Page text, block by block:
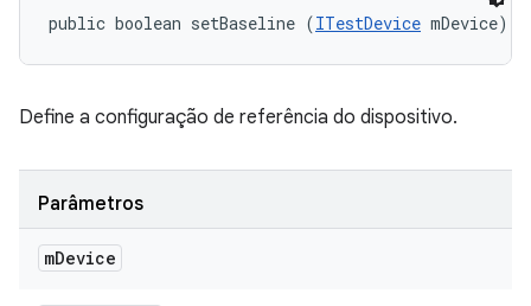
public boolean setBaseline (ITestDevice mDevice)
Define a configuração de referência do dispositivo.
Parâmetros
mDevice